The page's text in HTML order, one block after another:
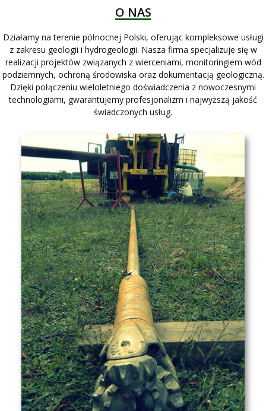
O NAS
Działamy na terenie północnej Polski, oferując kompleksowe usługi
z zakresu geologii i hydrogeologii. Nasza firma specjalizuje się w
realizacji projektów związanych z wierceniami, monitoringiem wód
podziemnych, ochroną środowiska oraz dokumentacją geologiczną.
Dzięki połączeniu wieloletniego doświadczenia z nowoczesnymi
technologiami, gwarantujemy profesjonalizm i najwyższą jakość
świadczonych usług.